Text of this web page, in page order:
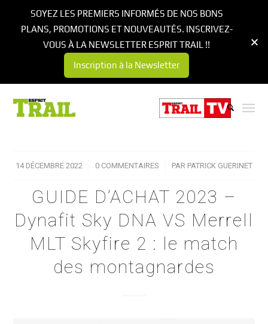
14 DÉCEMBRE 2022
/ 0 COMMENTAIRES
/ PAR PATRICK GUERINET
GUIDE D’ACHAT 2023 –
Dynafit Sky DNA VS Merrell
MLT Skyfire 2 : le match
des montagnardes
SOYEZ LES PREMIERS INFORMÉS DE NOS BONS
PLANS, PROMOTIONS ET NOUVEAUTÉS. INSCRIVEZ-
VOUS À LA NEWSLETTER ESPRIT TRAIL !!
Inscription à la Newsletter